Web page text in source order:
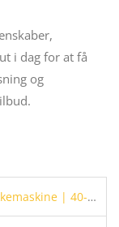
i dag for at få
og
Min Flow Wrapper